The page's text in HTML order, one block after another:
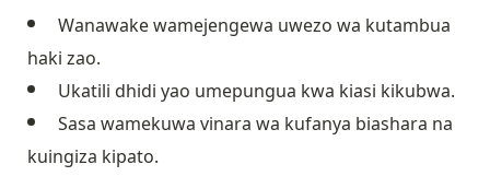
Wanawake wamejengewa uwezo wa kutambua
haki zao.
Ukatili dhidi yao umepungua kwa kiasi kikubwa.
Sasa wamekuwa vinara wa kufanya biashara na
kuingiza kipato.